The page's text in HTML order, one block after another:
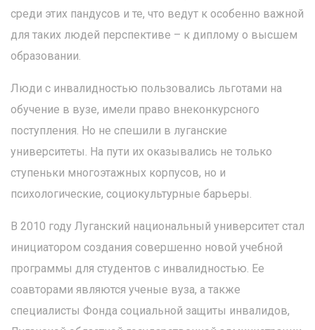
среди этих пандусов и те, что ведут к особенно важной
для таких людей перспективе – к диплому о высшем
образовании.
Люди с инвалидностью пользовались льготами на
обучение в вузе, имели право внеконкурсного
поступления. Но не спешили в луганские
университеты. На пути их оказывались не только
ступеньки многоэтажных корпусов, но и
психологические, социокультурные барьеры.
В 2010 году Луганский национальный университет стал
инициатором создания совершенно новой учебной
программы для студентов с инвалидностью. Ее
соавторами являются ученые вуза, а также
специалисты Фонда социальной защиты инвалидов,